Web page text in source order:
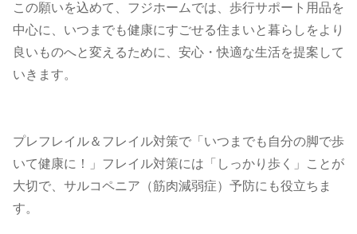
この願いを込めて、フジホームでは、歩行サポート用品を
中心に、いつまでも健康にすごせる住まいと暮らしをより
良いものへと変えるために、安心・快適な生活を提案して
いきます。
プレフレイル＆フレイル対策で「いつまでも自分の脚で歩
いて健康に！」フレイル対策には「しっかり歩く」ことが
大切で、サルコペニア（筋肉減弱症）予防にも役立ちま
す。